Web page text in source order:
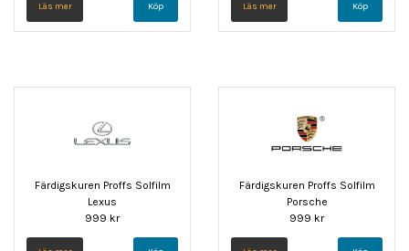
Läs mer Köp Läs mer Köp
Färdigskuren Proffs Solfilm
Lexus
999 kr
Färdigskuren Proffs Solfilm
Porsche
999 kr